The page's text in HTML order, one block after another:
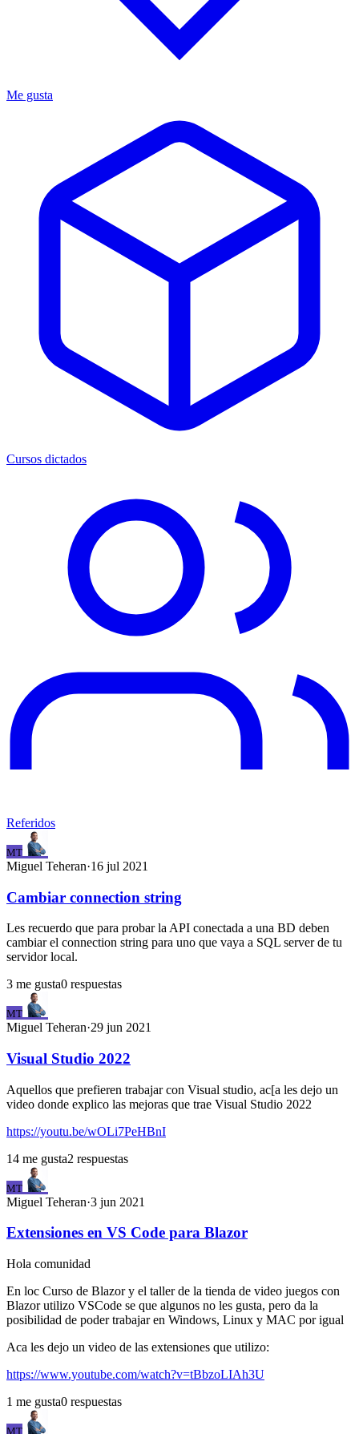
Me gusta
Cursos dictados
Referidos
MT
Miguel Teheran·16 jul 2021
Cambiar connection string
Les recuerdo que para probar la API conectada a una BD deben
cambiar el connection string para uno que vaya a SQL server de tu
servidor local.
3 me gusta0 respuestas
MT
Miguel Teheran·29 jun 2021
Visual Studio 2022
Aquellos que prefieren trabajar con Visual studio, ac[a les dejo un
video donde explico las mejoras que trae Visual Studio 2022
https://youtu.be/wOLi7PeHBnI
14 me gusta2 respuestas
MT
Miguel Teheran·3 jun 2021
Extensiones en VS Code para Blazor
Hola comunidad
En loc Curso de Blazor y el taller de la tienda de video juegos con
Blazor utilizo VSCode se que algunos no les gusta, pero da la
posibilidad de poder trabajar en Windows, Linux y MAC por igual
Aca les dejo un video de las extensiones que utilizo:
https://www.youtube.com/watch?v=tBbzoLIAh3U
1 me gusta0 respuestas
MT